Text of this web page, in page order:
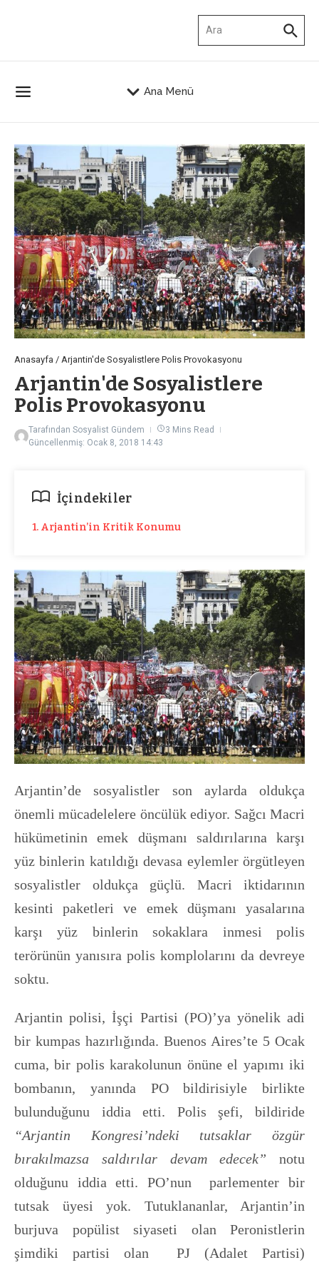
Ana Menü
Anasayfa / Arjantin'de Sosyalistlere Polis Provokasyonu
Arjantin'de Sosyalistlere
Polis Provokasyonu
Tarafından Sosyalist Gündem
3 Mins Read
Güncellenmiş: Ocak 8, 2018 14:43
İçindekiler
1. Arjantin’in Kritik Konumu
Arjantin’de sosyalistler son aylarda oldukça
önemli mücadelelere öncülük ediyor. Sağcı Macri
hükümetinin emek düşmanı saldırılarına karşı
yüz binlerin katıldığı devasa eylemler örgütleyen
sosyalistler oldukça güçlü. Macri iktidarının
kesinti paketleri ve emek düşmanı yasalarına
karşı yüz binlerin sokaklara inmesi polis
terörünün yanısıra polis komplolarını da devreye
soktu.
Arjantin polisi, İşçi Partisi (PO)’ya yönelik adi
bir kumpas hazırlığında. Buenos Aires’te 5 Ocak
cuma, bir polis karakolunun önüne el yapımı iki
bombanın, yanında PO bildirisiyle birlikte
bulunduğunu iddia etti. Polis şefi, bildiride
“Arjantin Kongresi’ndeki tutsaklar özgür
bırakılmazsa saldırılar devam edecek” notu
olduğunu iddia etti. PO’nun parlementer bir
tutsak üyesi yok. Tutuklananlar, Arjantin’in
burjuva popülist siyaseti olan Peronistlerin
şimdiki partisi olan PJ (Adalet Partisi)